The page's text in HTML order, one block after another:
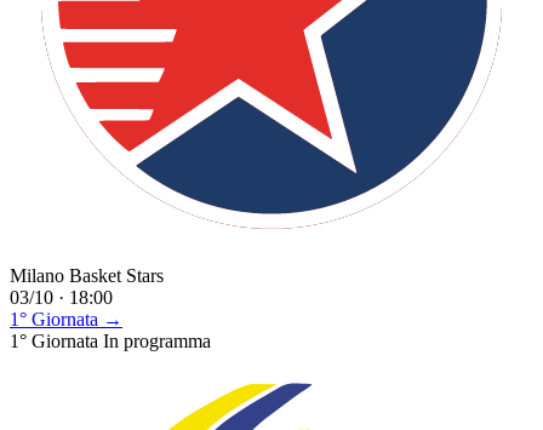
Milano Basket Stars
03/10 · 18:00
1° Giornata →
1° Giornata In programma